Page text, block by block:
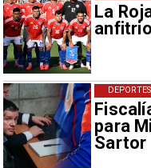
La
para
Sartor
DEPORTES